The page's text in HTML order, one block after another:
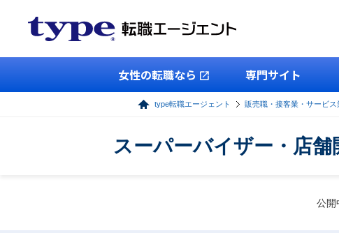
女性の転職なら 専門サイト
type転職エージェント 販売職・接客業・サービス
スーパーバイザー・店
公開